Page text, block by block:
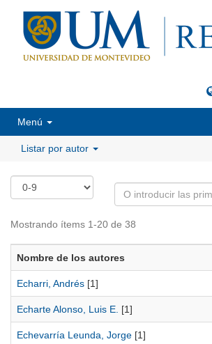
Menú
Listar por autor
Mostrando ítems 1-20 de 38
Nombre de los autores
Echarri, Andrés [1]
Echarte Alonso, Luis E. [1]
Echevarría Leunda, Jorge [1]